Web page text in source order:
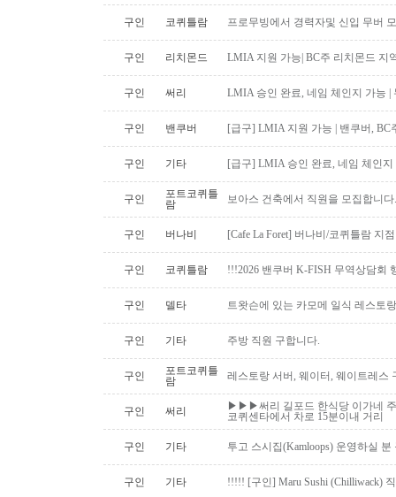
구인 코퀴틀람 프로무빙에서 경력자및 신입 무버
구인 리치몬드 LMIA 지원 가능| BC주 리치몬드 지
구인 써리 LMIA 승인 완료, 네임 체인지 가능 |
구인 밴쿠버 [급구] LMIA 지원 가능 | 밴쿠버,
구인 기타 [급구] LMIA 승인 완료, 네임 체인
구인
포트코퀴틀
람
보아스 건축에서 직원을 모집합니다.
구인 버나비 [Cafe La Foret] 버나비/코퀴틀람 지
구인 코퀴틀람 !!!2026 밴쿠버 K-FISH 무역상담회
구인 델타 트왓슨에 있는 카모메 일식 레스토
구인 기타 주방 직원 구합니다.
구인
포트코퀴틀
람
레스토랑 서버, 웨이터, 웨이트레스
구인 써리
▶▶▶써리 길포드 한식당 이가네
코퀴센타에서 차로 15분이내 거리
구인 기타 투고 스시집(Kamloops) 운영하실
구인 기타 !!!!! [구인] Maru Sushi (Chilliwack)